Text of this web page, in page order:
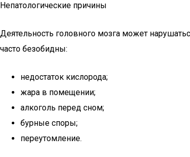
Непатологические причины
Деятельность головного мозга может
часто безобидны:
недостаток кислорода;
жара в помещении;
алкоголь перед сном;
бурные споры;
переутомление.